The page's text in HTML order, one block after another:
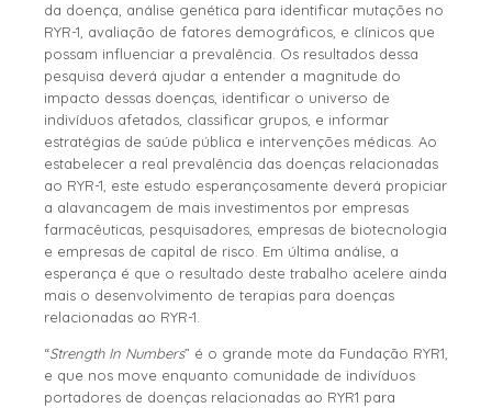
da doença, análise genética para identificar mutações no
RYR-1, avaliação de fatores demográficos, e clínicos que
possam influenciar a prevalência. Os resultados dessa
pesquisa deverá ajudar a entender a magnitude do
impacto dessas doenças, identificar o universo de
indivíduos afetados, classificar grupos, e informar
estratégias de saúde pública e intervenções médicas. Ao
estabelecer a real prevalência das doenças relacionadas
ao RYR-1, este estudo esperançosamente deverá propiciar
a alavancagem de mais investimentos por empresas
farmacêuticas, pesquisadores, empresas de biotecnologia
e empresas de capital de risco. Em última análise, a
esperança é que o resultado deste trabalho acelere ainda
mais o desenvolvimento de terapias para doenças
relacionadas ao RYR-1.
“Strength In Numbers” é o grande mote da Fundação RYR1,
e que nos move enquanto comunidade de indivíduos
portadores de doenças relacionadas ao RYR1 para